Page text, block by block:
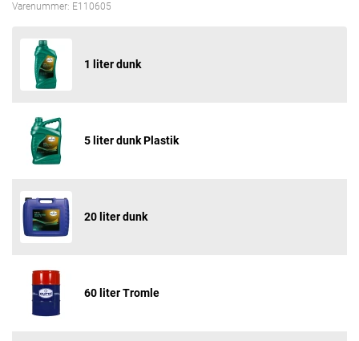
Varenummer: E110605
1 liter dunk
5 liter dunk Plastik
20 liter dunk
60 liter Tromle